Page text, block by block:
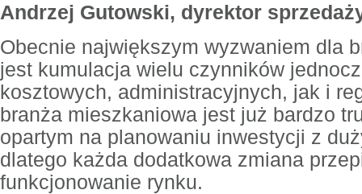
Andrzej Gutowski, dyrektor
Obecnie największym wyzwaniem dla
jest kumulacja wielu czynników
kosztowych, administracyjnych, jak i
branża mieszkaniowa jest już bardzo
opartym na planowaniu inwestycji z
dlatego każda dodatkowa zmiana
funkcjonowanie rynku.